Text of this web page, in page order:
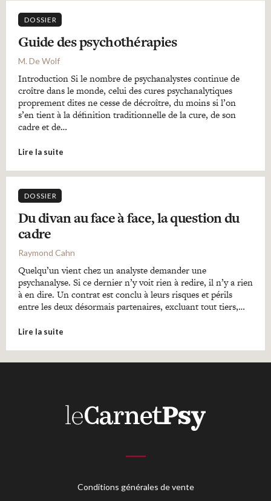
DOSSIER
Guide des psychothérapies
M. De Wolf
Introduction Si le nombre de psychanalystes continue de
croître dans le monde, celui des cures psychanalytiques
proprement dites ne cesse de décroître, du moins si l’on
s’en tient à la définition traditionnelle de la cure, de son
cadre et de…
Lire la suite
DOSSIER
Du divan au face à face, la question du
cadre
Raymond Cahn
Quelqu’un vient chez un analyste demander une
psychanalyse. Si ce dernier n’y voit rien à redire, il n’y a rien
à en dire. Un contrat est conclu à leurs risques et périls
entre les deux désormais partenaires, excluant tout tiers,…
Lire la suite
Conditions générales de vente